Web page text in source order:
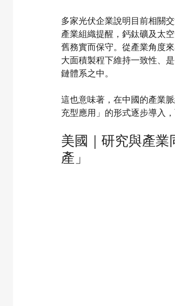
多家光伏企業說明目前相關
產業組織提醒，鈣鈦礦及太
舊務實而保守。從產業角度
大面積製程下維持一致性、
鏈體系之中。
這也意味著，在中國的產業
充型應用」的形式逐步導入
美國｜研究與產
產」